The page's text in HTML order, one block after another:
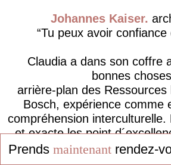
Johannes Kaiser
Tu peux avoir confiance
Claudia a dans son coffre
bonnes
arrière-plan des Ressources
Bosch, expérience comme
compréhension interculturelle.
et exacte les point
´améliorations des clients et
bonnes choses
Prends maintenantrendez-